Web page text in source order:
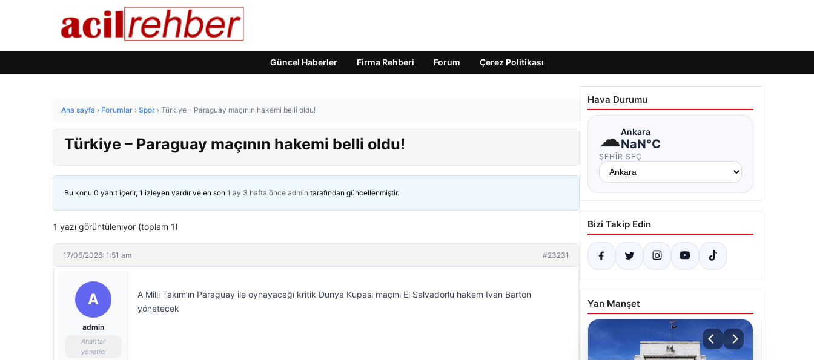
Güncel Haberler Firma Rehberi Forum Çerez Politikası
Ana sayfa › Forumlar › Spor › Türkiye – Paraguay maçının hakemi belli oldu!
Türkiye – Paraguay maçının hakemi belli oldu!
Bu konu 0 yanıt içerir, 1 izleyen vardır ve en son 1 ay 3 hafta önce admin tarafından güncellenmiştir.
1 yazı görüntüleniyor (toplam 1)
17/06/2026: 1:51 am #23231
A
admin
Anahtar
yönetici
A Milli Takım’ın Paraguay ile oynayacağı kritik Dünya Kupası maçını El Salvadorlu hakem Ivan Barton
yönetecek
Hava Durumu
☁Ankara
NaN°C
ŞEHIR SEÇ
Bizi Takip Edin
Yan Manşet